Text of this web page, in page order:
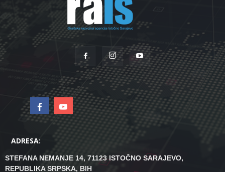
ADRESA:
STEFANA NEMANJE 14, 71123 ISTOČNO SARAJEVO,
REPUBLIKA SRPSKA, BIH